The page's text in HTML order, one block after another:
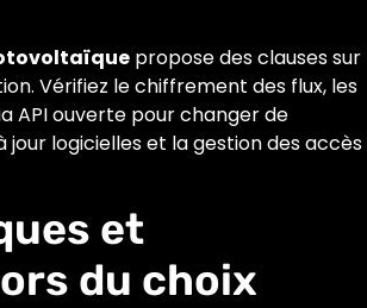
propose des clauses sur
Vérifiez le chiffrement des flux, les
API ouverte pour changer de
logicielles et la gestion des accès
et
du choix